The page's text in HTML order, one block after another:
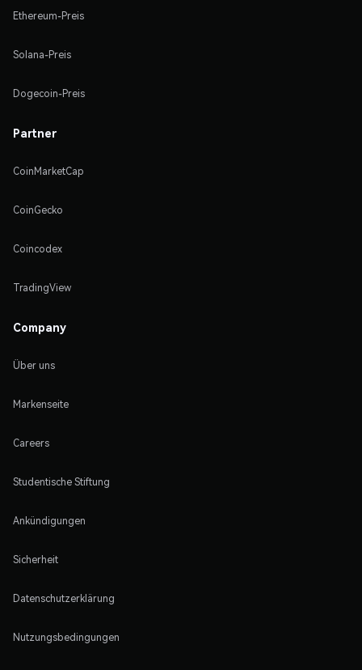
Ethereum-Preis
Solana-Preis
Dogecoin-Preis
Partner
CoinMarketCap
CoinGecko
Coincodex
TradingView
Company
Über uns
Markenseite
Careers
Studentische Stiftung
Ankündigungen
Sicherheit
Datenschutzerklärung
Nutzungsbedingungen